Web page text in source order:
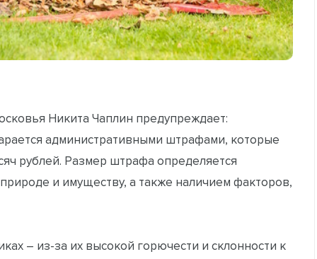
Никита Чаплин предупреждает:
административными штрафами, которые
рублей. Размер штрафа определяется
и имуществу, а также наличием факторов,
– из-за их высокой горючести и склонности к